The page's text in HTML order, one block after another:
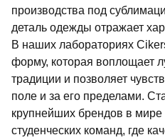
производства под
деталь одежды отражает
В наших лабораториях
форму, которая воплощает
традиции и позволяет
поле и за его пределами.
крупнейших брендов в мире
студенческих команд, где